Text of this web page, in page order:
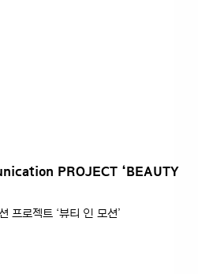
PROJECT ‘BEAUTY
프로젝트 ‘뷰티 인 모션’